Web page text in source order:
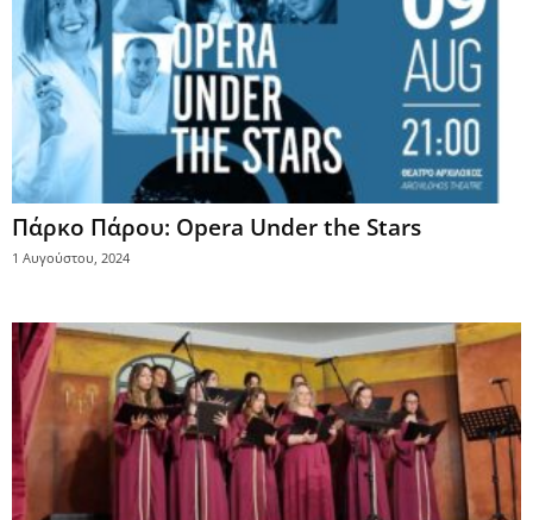
Πάρκο Πάρου: Opera Under the Stars
1 Αυγούστου, 2024